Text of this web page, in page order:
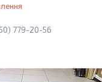
779-20-56